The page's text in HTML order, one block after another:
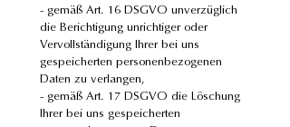
- gemäß Art. 16 DSGVO unverzüglich
die Berichtigung unrichtiger oder
Vervollständigung Ihrer bei uns
gespeicherten personenbezogenen
Daten zu verlangen,
- gemäß Art. 17 DSGVO die Löschung
Ihrer bei uns gespeicherten